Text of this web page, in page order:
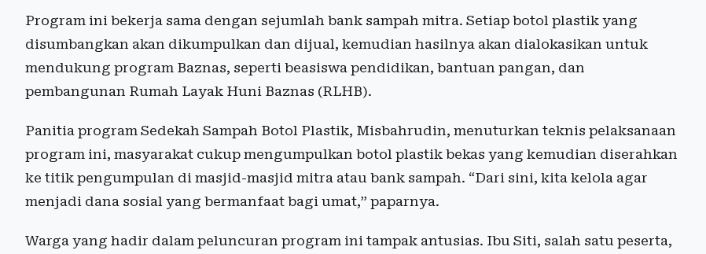
Program ini bekerja sama dengan sejumlah bank sampah mitra. Setiap botol plastik yang
disumbangkan akan dikumpulkan dan dijual, kemudian hasilnya akan dialokasikan untuk
mendukung program Baznas, seperti beasiswa pendidikan, bantuan pangan, dan
pembangunan Rumah Layak Huni Baznas (RLHB).
Panitia program Sedekah Sampah Botol Plastik, Misbahrudin, menuturkan teknis pelaksanaan
program ini, masyarakat cukup mengumpulkan botol plastik bekas yang kemudian diserahkan
ke titik pengumpulan di masjid-masjid mitra atau bank sampah. “Dari sini, kita kelola agar
menjadi dana sosial yang bermanfaat bagi umat,” paparnya.
Warga yang hadir dalam peluncuran program ini tampak antusias. Ibu Siti, salah satu peserta,